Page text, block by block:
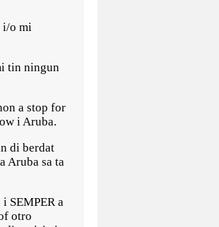
i/o mi
tin ningun
a stop for
i Aruba.
di berdat
Aruba sa ta
SEMPER a
otro